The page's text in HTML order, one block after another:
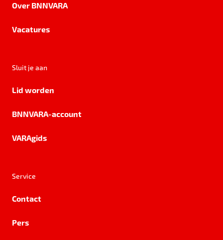
Over BNNVARA
Vacatures
Sluit je aan
Lid worden
BNNVARA-account
VARAgids
Service
Contact
Pers